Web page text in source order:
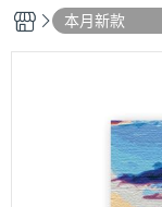
本月新款